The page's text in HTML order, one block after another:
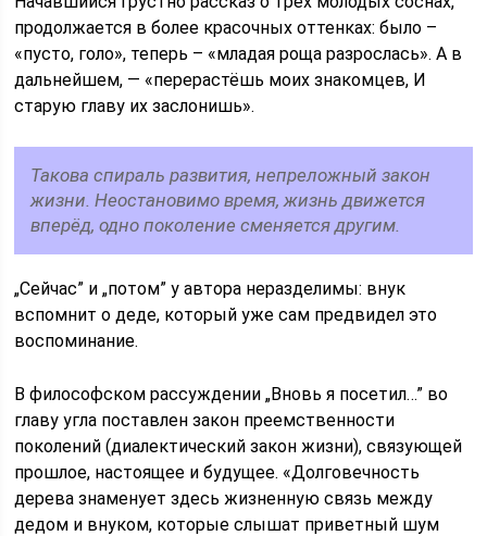
продолжается в более красочных оттенках: было –
«пусто, голо», теперь – «младая роща разрослась». А в
дальнейшем, — «перерастёшь моих знакомцев, И
старую главу их заслонишь».
Такова спираль развития, непреложный закон
жизни. Неостановимо время, жизнь движется
вперёд, одно поколение сменяется другим.
„Сейчас” и „потом” у автора неразделимы: внук
вспомнит о деде, который уже сам предвидел это
воспоминание.
В философском рассуждении „Вновь я посетил…” во
главу угла поставлен закон преемственности
поколений (диалектический закон жизни), связующей
прошлое, настоящее и будущее. «Долговечность
дерева знаменует здесь жизненную связь между
дедом и внуком, которые слышат приветный шум